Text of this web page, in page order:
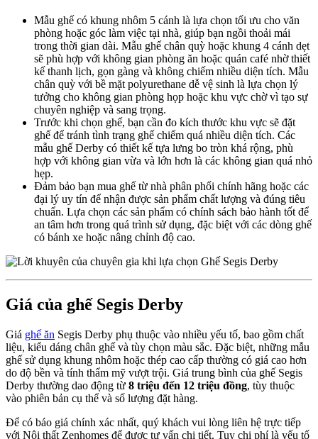
Mẫu ghế có khung nhôm 5 cánh là lựa chọn tối ưu cho văn
phòng hoặc góc làm việc tại nhà, giúp bạn ngồi thoải mái
trong thời gian dài. Mẫu ghế chân quỳ hoặc khung 4 cánh dẹt
sẽ phù hợp với không gian phòng ăn hoặc quán café nhờ thiết
kế thanh lịch, gọn gàng và không chiếm nhiều diện tích. Mẫu
chân quỳ với bề mặt polyurethane dễ vệ sinh là lựa chọn lý
tưởng cho không gian phòng họp hoặc khu vực chờ vì tạo sự
chuyên nghiệp và sang trọng.
Trước khi chọn ghế, bạn cần đo kích thước khu vực sẽ đặt
ghế để tránh tình trạng ghế chiếm quá nhiều diện tích. Các
mẫu ghế Derby có thiết kế tựa lưng bo tròn khá rộng, phù
hợp với không gian vừa và lớn hơn là các không gian quá nhỏ
hẹp.
Đảm bảo bạn mua ghế từ nhà phân phối chính hãng hoặc các
đại lý uy tín để nhận được sản phẩm chất lượng và đúng tiêu
chuẩn. Lựa chọn các sản phẩm có chính sách bảo hành tốt để
an tâm hơn trong quá trình sử dụng, đặc biệt với các dòng ghế
có bánh xe hoặc nâng chỉnh độ cao.
Giá của ghế Segis Derby
Giá ghế ăn Segis Derby phụ thuộc vào nhiều yếu tố, bao gồm chất
liệu, kiểu dáng chân ghế và tùy chọn màu sắc. Đặc biệt, những mẫu
ghế sử dụng khung nhôm hoặc thép cao cấp thường có giá cao hơn
do độ bền và tính thẩm mỹ vượt trội. Giá trung bình của ghế Segis
Derby thường dao động từ 8 triệu đến 12 triệu đồng, tùy thuộc
vào phiên bản cụ thể và số lượng đặt hàng.
Để có báo giá chính xác nhất, quý khách vui lòng liên hệ trực tiếp
với Nội thất Zenhomes để được tư vấn chi tiết. Tuy chi phí là yếu tố